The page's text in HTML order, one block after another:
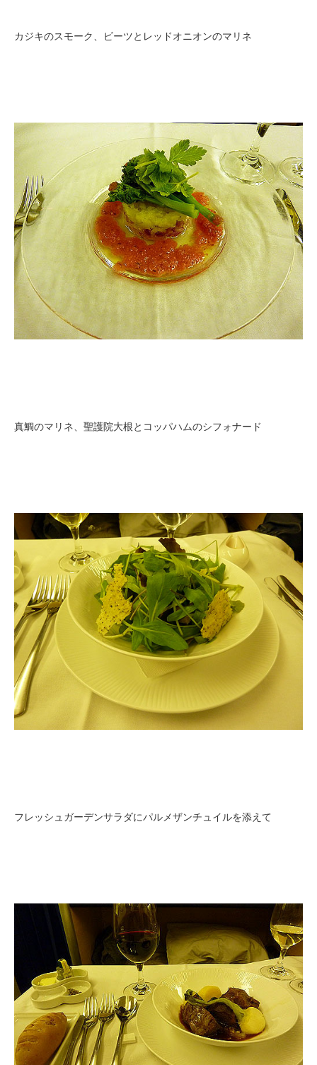
カジキのスモーク、ビーツとレッドオニオンのマリネ
真鯛のマリネ、聖護院大根とコッパハムのシフォナード
フレッシュガーデンサラダにパルメザンチュイルを添えて